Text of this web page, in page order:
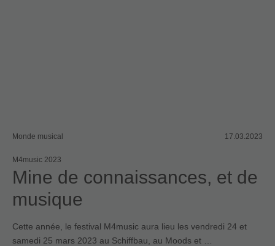
Monde musical 17.03.2023
M4music 2023
Mine de connaissances, et de
musique
Cette année, le festival M4music aura lieu les vendredi 24 et
samedi 25 mars 2023 au Schiffbau, au Moods et …